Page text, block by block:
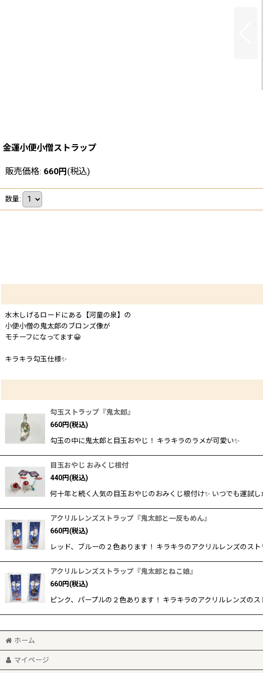
金運小便小僧ストラップ
販売価格: 660円(税込)
数量:
水木しげるロードにある【河童の泉】の
小便小僧の鬼太郎のブロンズ像が
モチーフになってます😀
キラキラ勾玉仕様✨
勾玉ストラップ『鬼太郎』
660円(税込)
勾玉の中に鬼太郎と目玉おやじ！ キラキラのラメが可愛い✨
目玉おやじ おみくじ根付
440円(税込)
何十年と続く人気の目玉おやじのおみくじ根付け✨ いつでも運試
アクリルレンズストラップ『鬼太郎と一反もめん』
660円(税込)
レッド、ブルーの２色あります！ キラキラのアクリルレンズのス
アクリルレンズストラップ『鬼太郎とねこ娘』
660円(税込)
ピンク、パープルの２色あります！ キラキラのアクリルレンズの
ホーム
マイページ